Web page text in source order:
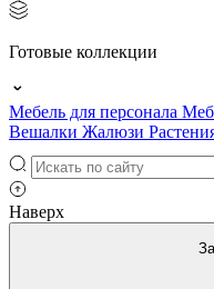
Готовые коллекции
Мебель для персонала
Вешалки Жалюзи
Наверх
На главную